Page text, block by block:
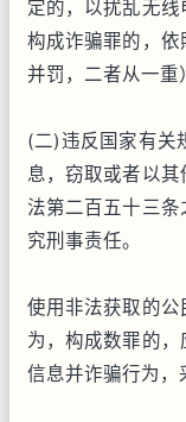
定的，以扰乱无
构成诈骗罪的，
并罚，二者从一重）
(二)违反国家有关
息，窃取或者以其
法第二百五十三
究刑事责任。
使用非法获取的
为，构成数罪的
信息并诈骗行为，